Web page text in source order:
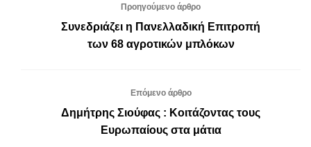
Προηγούμενο άρθρο
Συνεδριάζει η Πανελλαδική Επιτροπή
των 68 αγροτικών μπλόκων
Επόμενο άρθρο
Δημήτρης Σιούφας : Κοιτάζοντας τους
Ευρωπαίους στα μάτια